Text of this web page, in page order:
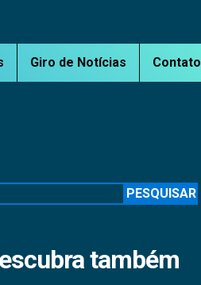
Giro de Notícias Contato
PESQUISAR
também